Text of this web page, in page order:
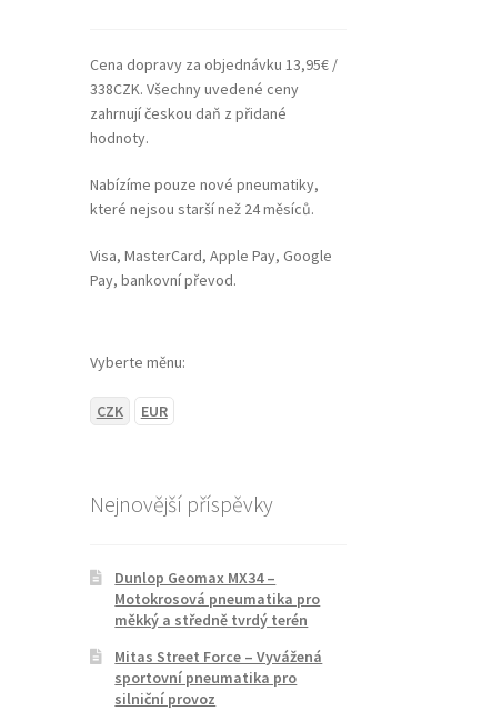
Cena dopravy za objednávku 13,95€ /
338CZK. Všechny uvedené ceny
zahrnují českou daň z přidané
hodnoty.
Nabízíme pouze nové pneumatiky,
které nejsou starší než 24 měsíců.
Visa, MasterCard, Apple Pay, Google
Pay, bankovní převod.
Vyberte měnu:
CZK EUR
Nejnovější příspěvky
Dunlop Geomax MX34 –
Motokrosová pneumatika pro
měkký a středně tvrdý terén
Mitas Street Force – Vyvážená
sportovní pneumatika pro
silniční provoz